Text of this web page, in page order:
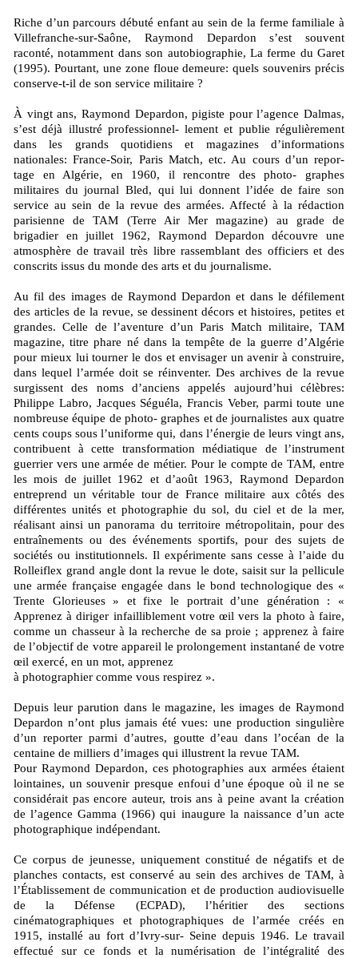
Riche d’un parcours débuté enfant au sein de la ferme familiale à
Villefranche-sur-Saône, Raymond Depardon s’est souvent
raconté, notamment dans son autobiographie, La ferme du Garet
(1995). Pourtant, une zone floue demeure: quels souvenirs précis
conserve-t-il de son service militaire ?
À vingt ans, Raymond Depardon, pigiste pour l’agence Dalmas,
s’est déjà illustré professionnel- lement et publie régulièrement
dans les grands quotidiens et magazines d’informations
nationales: France-Soir, Paris Match, etc. Au cours d’un repor-
tage en Algérie, en 1960, il rencontre des photo- graphes
militaires du journal Bled, qui lui donnent l’idée de faire son
service au sein de la revue des armées. Affecté à la rédaction
parisienne de TAM (Terre Air Mer magazine) au grade de
brigadier en juillet 1962, Raymond Depardon découvre une
atmosphère de travail très libre rassemblant des officiers et des
conscrits issus du monde des arts et du journalisme.
Au fil des images de Raymond Depardon et dans le défilement
des articles de la revue, se dessinent décors et histoires, petites et
grandes. Celle de l’aventure d’un Paris Match militaire, TAM
magazine, titre phare né dans la tempête de la guerre d’Algérie
pour mieux lui tourner le dos et envisager un avenir à construire,
dans lequel l’armée doit se réinventer. Des archives de la revue
surgissent des noms d’anciens appelés aujourd’hui célèbres:
Philippe Labro, Jacques Séguéla, Francis Veber, parmi toute une
nombreuse équipe de photo- graphes et de journalistes aux quatre
cents coups sous l’uniforme qui, dans l’énergie de leurs vingt ans,
contribuent à cette transformation médiatique de l’instrument
guerrier vers une armée de métier. Pour le compte de TAM, entre
les mois de juillet 1962 et d’août 1963, Raymond Depardon
entreprend un véritable tour de France militaire aux côtés des
différentes unités et photographie du sol, du ciel et de la mer,
réalisant ainsi un panorama du territoire métropolitain, pour des
entraînements ou des événements sportifs, pour des sujets de
sociétés ou institutionnels. Il expérimente sans cesse à l’aide du
Rolleiflex grand angle dont la revue le dote, saisit sur la pellicule
une armée française engagée dans le bond technologique des «
Trente Glorieuses » et fixe le portrait d’une génération : «
Apprenez à diriger infailliblement votre œil vers la photo à faire,
comme un chasseur à la recherche de sa proie ; apprenez à faire
de l’objectif de votre appareil le prolongement instantané de votre
œil exercé, en un mot, apprenez
à photographier comme vous respirez ».
Depuis leur parution dans le magazine, les images de Raymond
Depardon n’ont plus jamais été vues: une production singulière
d’un reporter parmi d’autres, goutte d’eau dans l’océan de la
centaine de milliers d’images qui illustrent la revue TAM.
Pour Raymond Depardon, ces photographies aux armées étaient
lointaines, un souvenir presque enfoui d’une époque où il ne se
considérait pas encore auteur, trois ans à peine avant la création
de l’agence Gamma (1966) qui inaugure la naissance d’un acte
photographique indépendant.
Ce corpus de jeunesse, uniquement constitué de négatifs et de
planches contacts, est conservé au sein des archives de TAM, à
l’Établissement de communication et de production audiovisuelle
de la Défense (ECPAD), l’héritier des sections
cinématographiques et photographiques de l’armée créés en
1915, installé au fort d’Ivry-sur- Seine depuis 1946. Le travail
effectué sur ce fonds et la numérisation de l’intégralité des